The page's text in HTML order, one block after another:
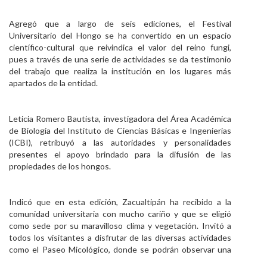
Agregó que a largo de seis ediciones, el Festival
Universitario del Hongo se ha convertido en un espacio
científico-cultural que reivindica el valor del reino fungi,
pues a través de una serie de actividades se da testimonio
del trabajo que realiza la institución en los lugares más
apartados de la entidad.
Leticia Romero Bautista, investigadora del Área Académica
de Biología del Instituto de Ciencias Básicas e Ingenierías
(ICBI), retribuyó a las autoridades y personalidades
presentes el apoyo brindado para la difusión de las
propiedades de los hongos.
Indicó que en esta edición, Zacualtipán ha recibido a la
comunidad universitaria con mucho cariño y que se eligió
como sede por su maravilloso clima y vegetación. Invitó a
todos los visitantes a disfrutar de las diversas actividades
como el Paseo Micológico, donde se podrán observar una